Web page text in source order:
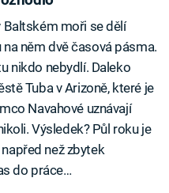
moři se dělí
něm dvě časová pásma.
nikdo nebydlí. Daleko
Tuba v Arizoně, které je
Navahové uznávají
Výsledek? Půl roku je
než zbytek
do práce…